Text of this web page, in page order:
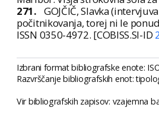
271. GOJČIČ, Slavka
počitnikovanja, torej ni le
ISSN 0350-4972. [COBISS.SI-ID
Izbrani format bibliografske enote:
Razvrščanje bibliografskih enot:
Vir bibliografskih zapisov: vzajemna